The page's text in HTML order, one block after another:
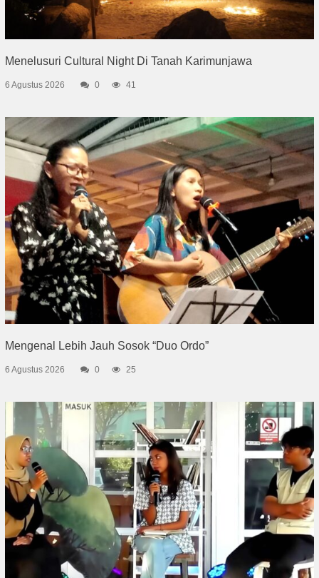
Menelusuri Cultural Night Di Tanah Karimunjawa
6 Agustus 2026 0 41
Mengenal Lebih Jauh Sosok “Duo Ordo”
6 Agustus 2026 0 25